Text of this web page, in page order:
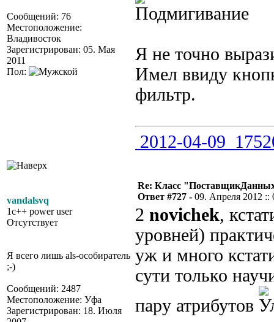
Сообщений: 76
Местоположение:
Владивосток
Зарегистрирован: 05. Мая
2011
Пол:
Я не точно
Имел ввиду
фильтр.
2012-04-
vandalsvq
1c++ power user
Отсутствует
Я всего лишь als-особиратель
;-)
Сообщений: 2487
Местоположение: Уфа
Зарегистрирован: 18. Июля
Re: Класс
Ответ #727 - 09. Апреля 2012 ::
2 novichek,
уровней)
уж и много
сути только
пару атрибутов